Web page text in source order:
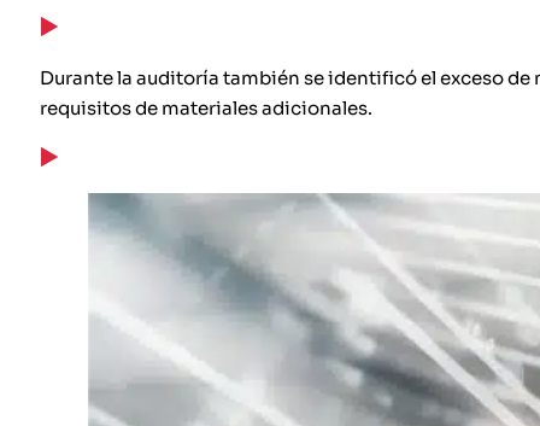
Durante la auditoría también se identificó el exceso
requisitos de materiales adicionales.